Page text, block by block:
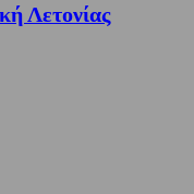
Λετονίας